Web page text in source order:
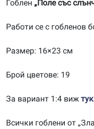
20150848
Гоблен „Поле със
Работи се с гобленов
Размер: 16×23 см
Брой цветове: 19
За вариант 1:4 виж тук
Всички гоблени от